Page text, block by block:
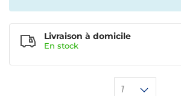
1
Livraison à domicile
En stock